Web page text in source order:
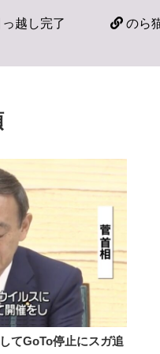
っ越し完了 のら
てGoTo停止にスガ追